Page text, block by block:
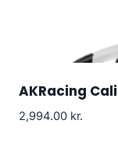
AKRacing
2,994.00 kr.